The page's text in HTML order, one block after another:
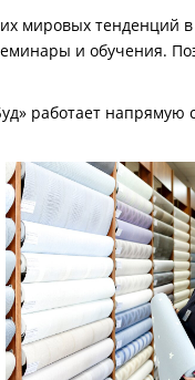
мировых
и обучения.
работает